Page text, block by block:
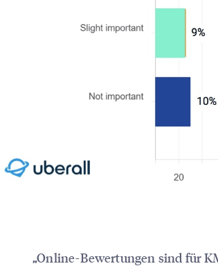
„Online-Bewertungen sind für